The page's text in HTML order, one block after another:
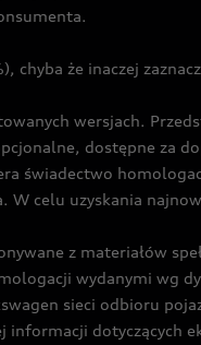
chyba że inaczej
wersjach.
dostępne za
świadectwo
W celu uzyskania
z materiałów
wydanymi wg
sieci odbioru
dotyczących